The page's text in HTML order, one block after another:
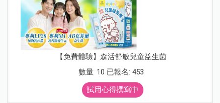
【免費體驗】森活舒敏兒童益生菌
數量: 10 已報名: 453
試用心得撰寫中